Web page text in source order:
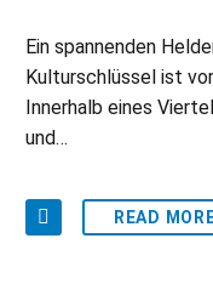
Ein spannenden
Kulturschlüssel ist
Innerhalb eines
und…
READ